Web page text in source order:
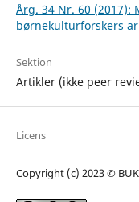
Årg. 34 Nr. 60 (2017):
børnekulturforskers
Sektion
Artikler (ikke peer
Licens
Copyright (c) 2023 ©